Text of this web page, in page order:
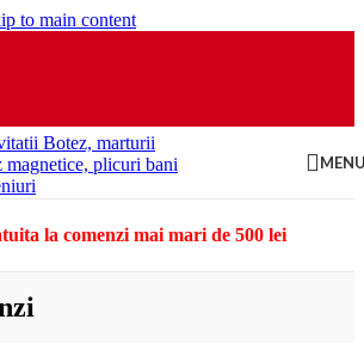
to main content
la comenzi mai mari de 500 lei